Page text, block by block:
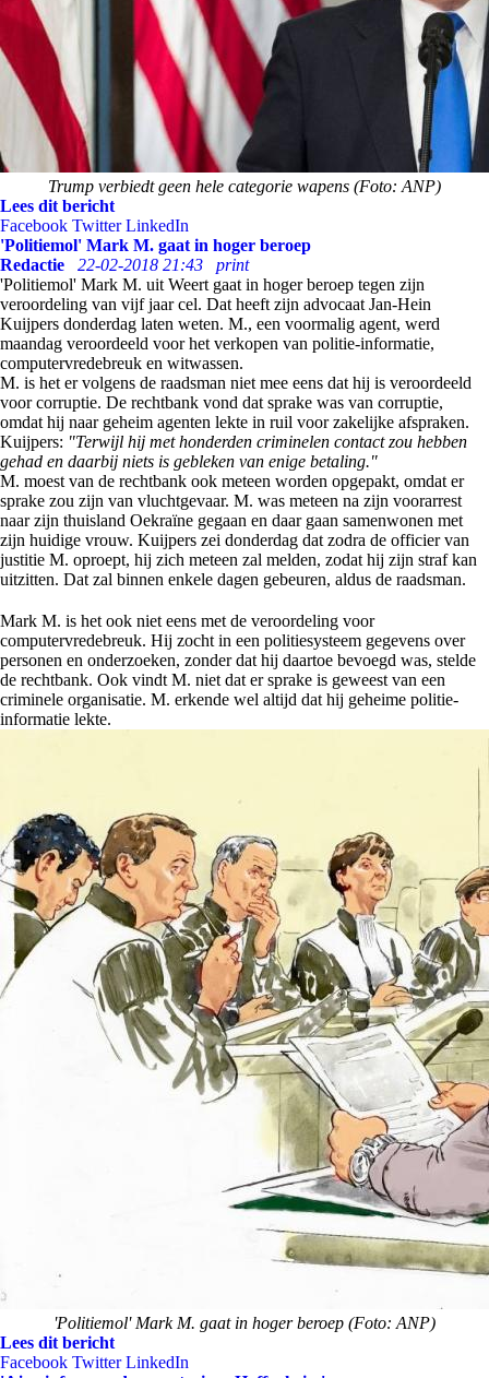
Trump verbiedt geen hele categorie wapens (Foto: ANP)
Lees dit bericht
Facebook Twitter LinkedIn
'Politiemol' Mark M. gaat in hoger beroep
Redactie
22-02-2018 21:43
print
'Politiemol' Mark M. uit Weert gaat in hoger beroep tegen zijn
veroordeling van vijf jaar cel. Dat heeft zijn advocaat Jan-Hein
Kuijpers donderdag laten weten. M., een voormalig agent, werd
maandag veroordeeld voor het verkopen van politie-informatie,
computervredebreuk en witwassen.
M. is het er volgens de raadsman niet mee eens dat hij is veroordeeld
voor corruptie. De rechtbank vond dat sprake was van corruptie,
omdat hij naar geheim agenten lekte in ruil voor zakelijke afspraken.
Kuijpers: "Terwijl hij met honderden criminelen contact zou hebben
gehad en daarbij niets is gebleken van enige betaling."
M. moest van de rechtbank ook meteen worden opgepakt, omdat er
sprake zou zijn van vluchtgevaar. M. was meteen na zijn voorarrest
naar zijn thuisland Oekraïne gegaan en daar gaan samenwonen met
zijn huidige vrouw. Kuijpers zei donderdag dat zodra de officier van
justitie M. oproept, hij zich meteen zal melden, zodat hij zijn straf kan
uitzitten. Dat zal binnen enkele dagen gebeuren, aldus de raadsman.
Mark M. is het ook niet eens met de veroordeling voor
computervredebreuk. Hij zocht in een politiesysteem gegevens over
personen en onderzoeken, zonder dat hij daartoe bevoegd was, stelde
de rechtbank. Ook vindt M. niet dat er sprake is geweest van een
criminele organisatie. M. erkende wel altijd dat hij geheime politie-
informatie lekte.
'Politiemol' Mark M. gaat in hoger beroep (Foto: ANP)
Lees dit bericht
Facebook Twitter LinkedIn